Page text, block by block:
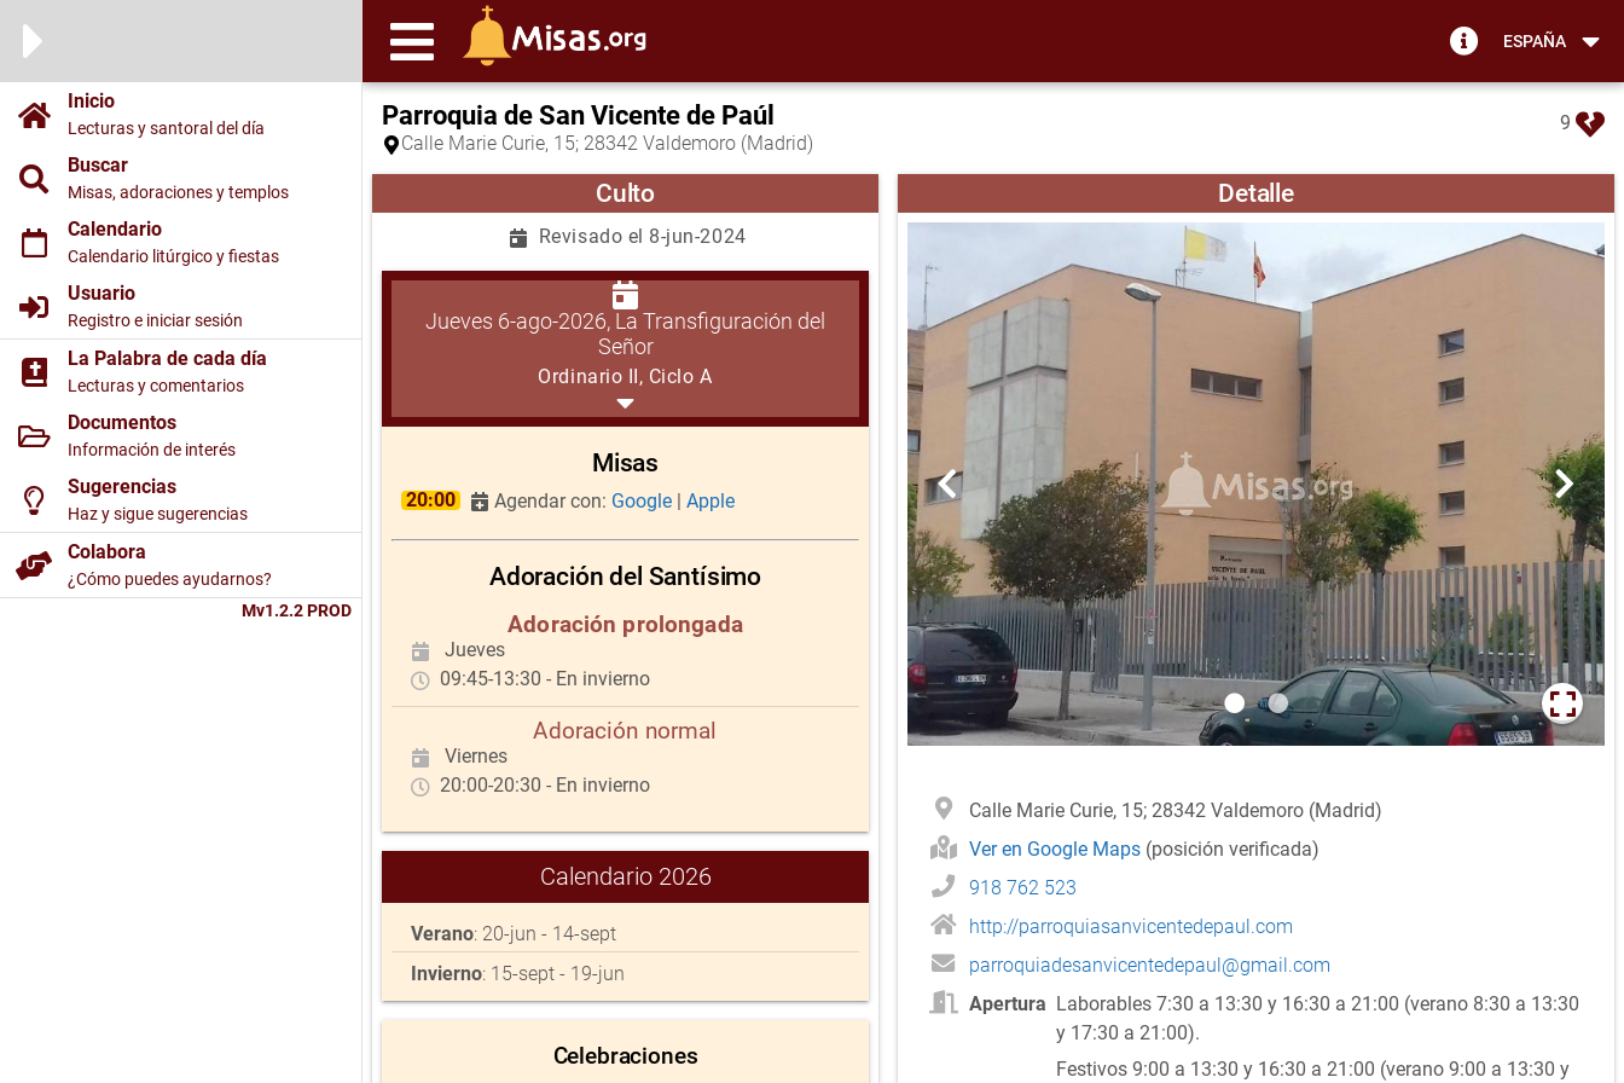
ESPAÑA
Inicio
Lecturas y santoral del día
Buscar
Misas, adoraciones y templos
Calendario
Calendario litúrgico y fiestas
Usuario
Registro e iniciar sesión
La Palabra de cada día
Lecturas y comentarios
Documentos
Información de interés
Sugerencias
Haz y sigue sugerencias
Colabora
¿Cómo puedes ayudarnos?
Mv1.2.2 PROD
Parroquia de San Vicente de Paúl
Calle Marie Curie, 15; 28342 Valdemoro (Madrid)
9
Culto
Revisado el 8-jun-2024
Jueves 6-ago-2026, La Transfiguración del
Señor
Ordinario II, Ciclo A
Misas
20:00 Agendar con: Google | Apple
Adoración del Santísimo
Adoración prolongada
Jueves
09:45-13:30 - En invierno
Adoración normal
Viernes
20:00-20:30 - En invierno
Calendario 2026
Verano: 20-jun - 14-sept
Invierno: 15-sept - 19-jun
Celebraciones
Detalle
Calle Marie Curie, 15; 28342 Valdemoro (Madrid)
Ver en Google Maps (posición verificada)
918 762 523
http://parroquiasanvicentedepaul.com
parroquiadesanvicentedepaul@gmail.com
Apertura Laborables 7:30 a 13:30 y 16:30 a 21:00 (verano 8:30 a 13:30
y 17:30 a 21:00).
Festivos 9:00 a 13:30 y 16:30 a 21:00 (verano 9:00 a 13:30 y